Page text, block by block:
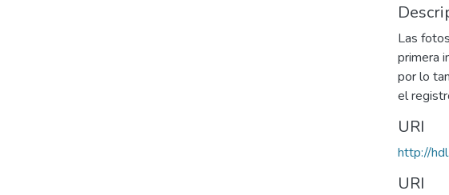
Las
primera
por lo
el
URI
http://
URI